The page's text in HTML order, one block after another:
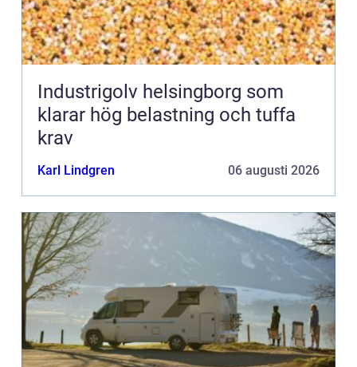
Industrigolv helsingborg som
klarar hög belastning och tuffa
krav
Karl Lindgren 06 augusti 2026